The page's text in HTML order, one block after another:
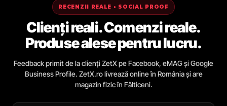
RECENZII REALE • SOCIAL PROOF
Clienți reali. Comenzi reale.
Produse alese pentru lucru.
Feedback primit de la clienți ZetX pe Facebook, eMAG și Google
Business Profile. ZetX.ro livrează online în România și are
magazin fizic în Fălticeni.